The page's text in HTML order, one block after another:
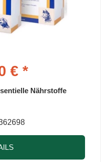
€ *
Nährstoffe